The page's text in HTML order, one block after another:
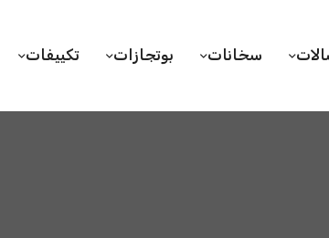
سخانات بوتجازات تكييفات